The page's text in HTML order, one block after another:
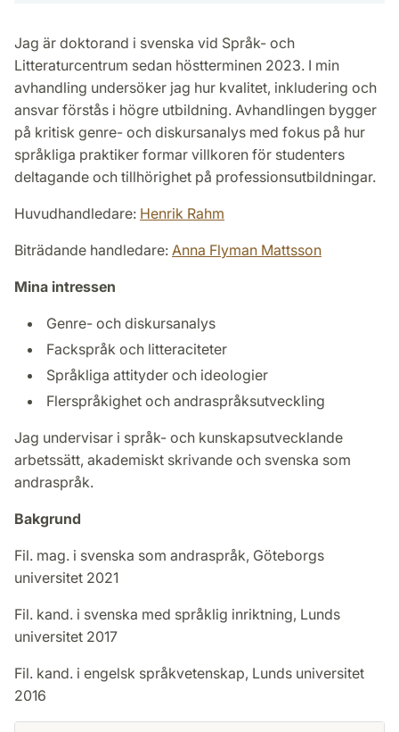
Jag är doktorand i svenska vid Språk- och
Litteraturcentrum sedan höstterminen 2023. I min
avhandling undersöker jag hur kvalitet, inkludering och
ansvar förstås i högre utbildning. Avhandlingen bygger
på kritisk genre- och diskursanalys med fokus på hur
språkliga praktiker formar villkoren för studenters
deltagande och tillhörighet på professionsutbildningar.
Huvudhandledare: Henrik Rahm
Biträdande handledare: Anna Flyman Mattsson
Mina intressen
Genre- och diskursanalys
Fackspråk och litteraciteter
Språkliga attityder och ideologier
Flerspråkighet och andraspråksutveckling
Jag undervisar i språk- och kunskapsutvecklande
arbetssätt, akademiskt skrivande och svenska som
andraspråk.
Bakgrund
Fil. mag. i svenska som andraspråk, Göteborgs
universitet 2021
Fil. kand. i svenska med språklig inriktning, Lunds
universitet 2017
Fil. kand. i engelsk språkvetenskap, Lunds universitet
2016